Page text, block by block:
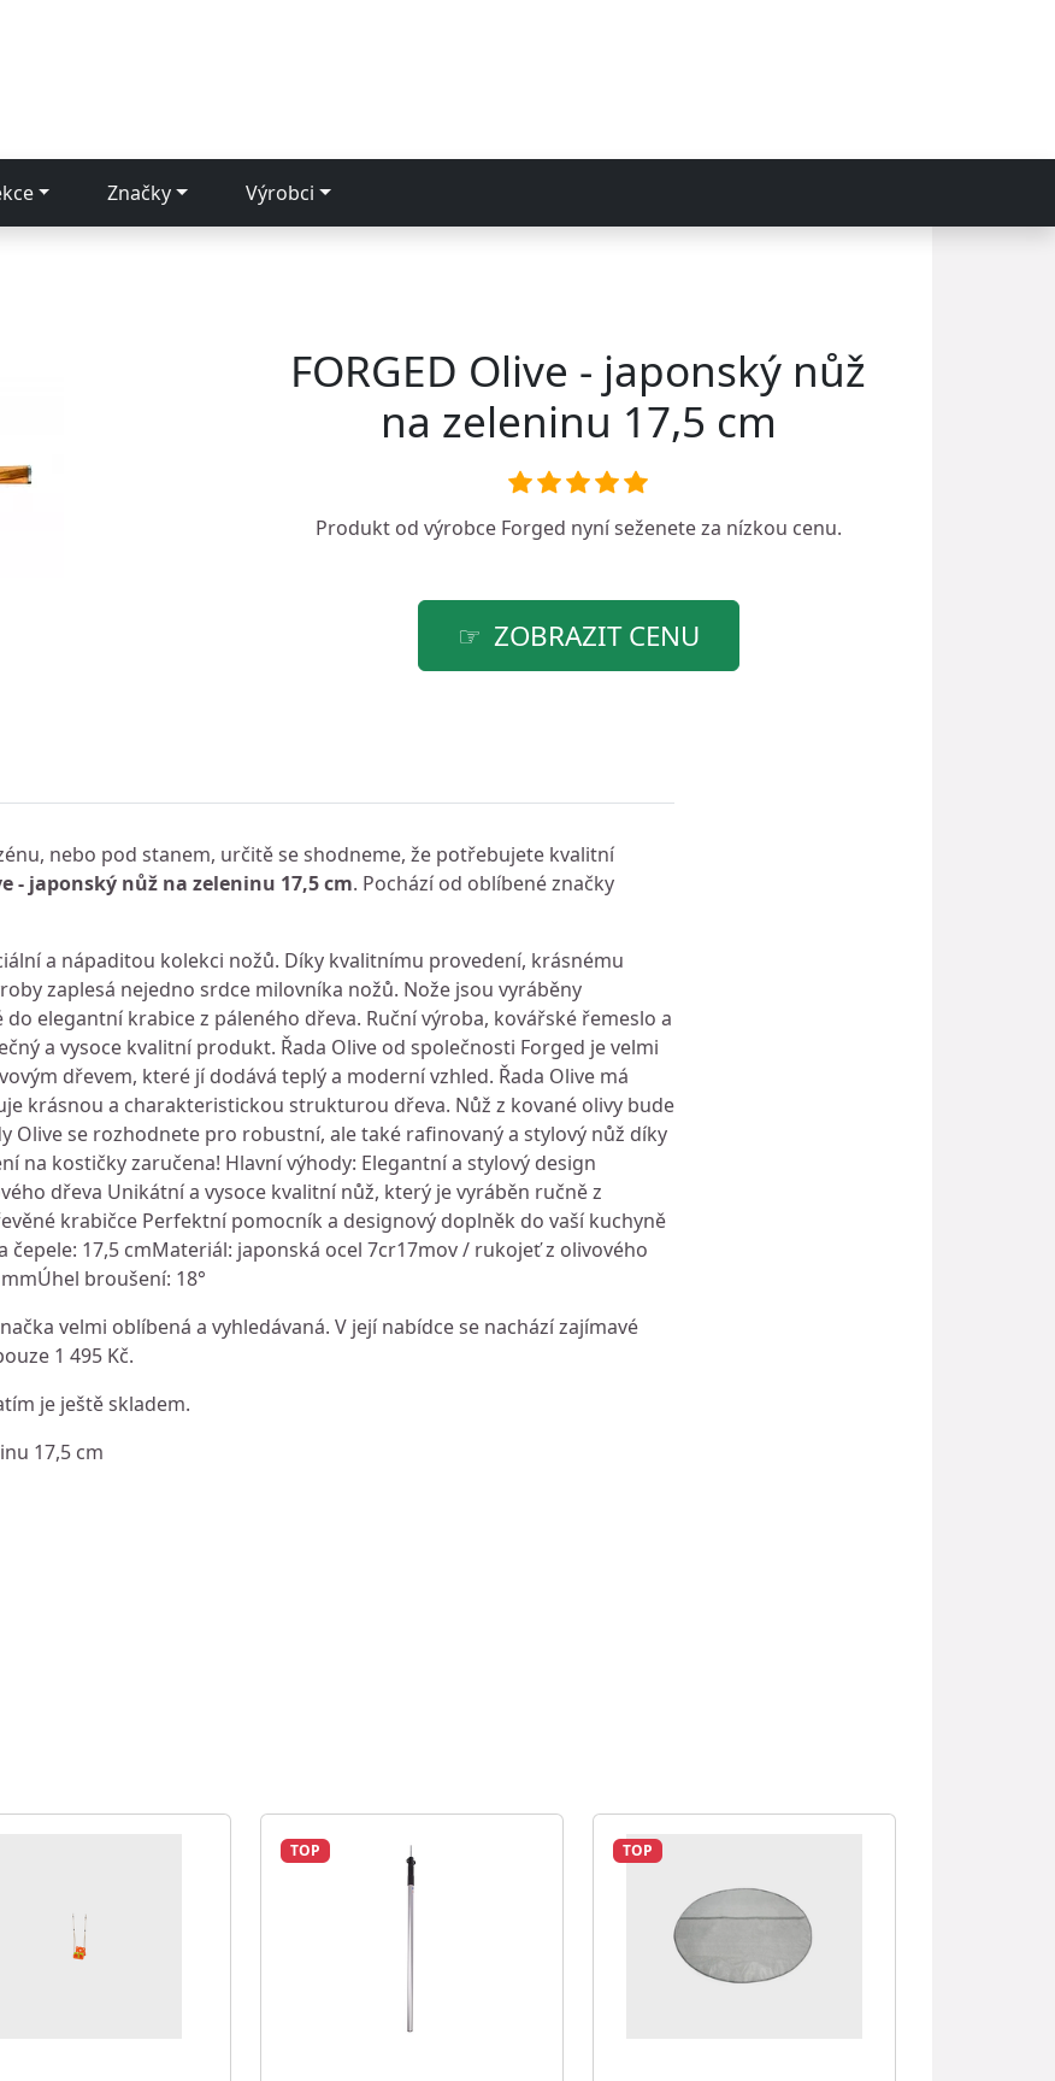
Značky Výrobci
FORGED Olive - japonský nůž
na zeleninu 17,5 cm
Produkt od výrobce Forged nyní seženete za nízkou cenu.
ZOBRAZIT CENU
nebo pod stanem, určitě se shodneme, že potřebujete kvalitní
- japonský nůž na zeleninu 17,5 cm. Pochází od oblíbené značky
a nápaditou kolekci nožů. Díky kvalitnímu provedení, krásnému
zaplesá nejedno srdce milovníka nožů. Nože jsou vyráběny
elegantní krabice z páleného dřeva. Ruční výroba, kovářské řemeslo a
a vysoce kvalitní produkt. Řada Olive od společnosti Forged je velmi
dřevem, které jí dodává teplý a moderní vzhled. Řada Olive má
krásnou a charakteristickou strukturou dřeva. Nůž z kované olivy bude
Olive se rozhodnete pro robustní, ale také rafinovaný a stylový nůž díky
na kostičky zaručena! Hlavní výhody: Elegantní a stylový design
dřeva Unikátní a vysoce kvalitní nůž, který je vyráběn ručně z
krabičce Perfektní pomocník a designový doplněk do vaší kuchyně
17,5 cmMateriál: japonská ocel 7cr17mov / rukojeť z olivového
broušení: 18°
velmi oblíbená a vyhledávaná. V její nabídce se nachází zajímavé
1 495 Kč.
je ještě skladem.
17,5 cm
TOP TOP